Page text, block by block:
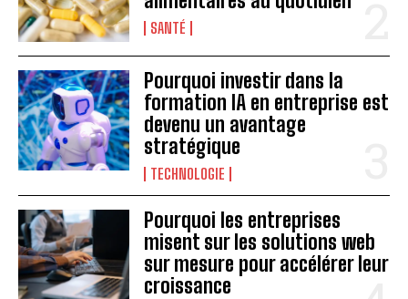
SANTÉ
Pourquoi investir dans la
formation IA en entreprise est
devenu un avantage
stratégique
TECHNOLOGIE
Pourquoi les entreprises
misent sur les solutions web
sur mesure pour accélérer leur
croissance